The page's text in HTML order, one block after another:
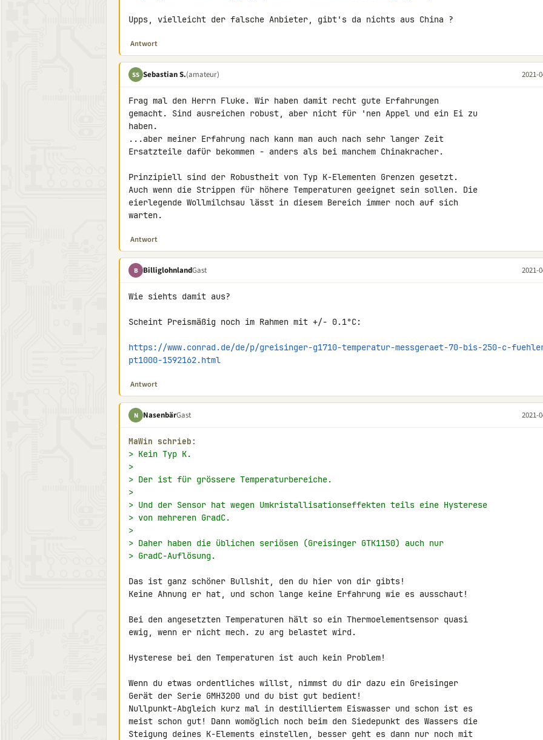
Upps, vielleicht der falsche Anbieter, gibt's da nichts aus China ?
Antwort
SS Sebastian S.(amateur) 2021-
Frag mal den Herrn Fluke. Wir haben damit recht gute Erfahrungen
gemacht. Sind ausreichen robust, aber nicht für 'nen Appel und ein Ei zu
haben.
...aber meiner Erfahrung nach kann man auch nach sehr langer Zeit
Ersatzteile dafür bekommen - anders als bei manchem Chinakracher.
Prinzipiell sind der Robustheit von Typ K-Elementen Grenzen gesetzt.
Auch wenn die Strippen für höhere Temperaturen geeignet sein sollen. Die
eierlegende Wollmilchsau lässt in diesem Bereich immer noch auf sich
warten.
Antwort
B BilliglohnlandGast 2021-
Wie siehts damit aus?
Scheint Preismäßig noch im Rahmen mit +/- 0.1°C:
https://www.conrad.de/de/p/greisinger-g1710-temperatur-messgeraet-70-bis-250-c-
pt1000-1592162.html
Antwort
N NasenbärGast 2021-
MaWin schrieb:
> Kein Typ K.
>
> Der ist für grössere Temperaturbereiche.
>
> Und der Sensor hat wegen Umkristallisationseffekten teils eine Hysterese
> von mehreren GradC.
>
> Daher haben die üblichen seriösen (Greisinger GTK1150) auch nur
> GradC-Auflösung.
Das ist ganz schöner Bullshit, den du hier von dir gibts!
Keine Ahnung er hat, und schon lange keine Erfahrung wie es ausschaut!
Bei den angesetzten Temperaturen hält so ein Thermoelementsensor quasi
ewig, wenn er nicht mech. zu arg belastet wird.
Hysterese bei den Temperaturen ist auch kein Problem!
Wenn du etwas ordentliches willst, nimmst du dir dazu ein Greisinger
Gerät der Serie GMH3200 und du bist gut bedient!
Nullpunkt-Abgleich kurz mal in destilliertem Eiswasser und schon ist es
meist schon gut! Dann womöglich noch beim den Siedepunkt des Wassers die
Steigung deines K-Elements einstellen, besser geht es dann nur noch mit